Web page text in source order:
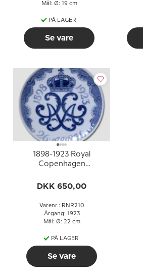
Mål: Ø: 19 cm
PÅ LAGER
Se vare
1898-1923 Royal
Copenhagen
DKK 650,00
Varenr.: RNR210
Årgang: 1923
Mål: Ø: 22 cm
PÅ LAGER
Se vare